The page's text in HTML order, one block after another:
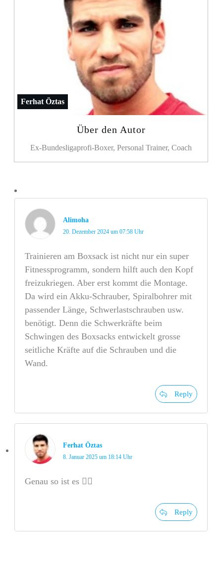
Ferhat Öztas
Über den Autor
Ex-Bundesligaprofi-Boxer, Personal Trainer, Coach
Alimoha
20. Dezember 2024 um 07:58 Uhr
Trainieren am Boxsack ist nicht nur ein super
Fitnessprogramm, sondern hilft auch den Kopf
freizukriegen. Aber erst kommt die Montage.
Da wird ein Akku-Schrauber, Spiralbohrer mit
passender Länge, Schwerlastschrauben usw.
benötigt. Denn die Schwerkräfte beim
Schwingen des Boxsacks entwickelt grosse
seitliche Kräfte auf die Schrauben und die
Wand.
Reply
Ferhat Öztas
8. Januar 2025 um 18:14 Uhr
Genau so ist es 👍🏻
Reply